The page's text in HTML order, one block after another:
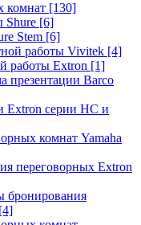
комнат [130]
Shure [6]
Stem [6]
работы Vivitek [4]
работы Extron [1]
презентации Barco
Extron серии HC и
комнат Yamaha
переговорных Extron
бронирования
[4]